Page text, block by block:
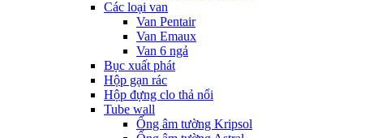
Các loại van
Van Pentair
Van Emaux
Van 6 ngả
Bục xuất phát
Hộp gạn rác
Hộp đựng clo thả nổi
Tube wall
Ống âm tường Kripsol